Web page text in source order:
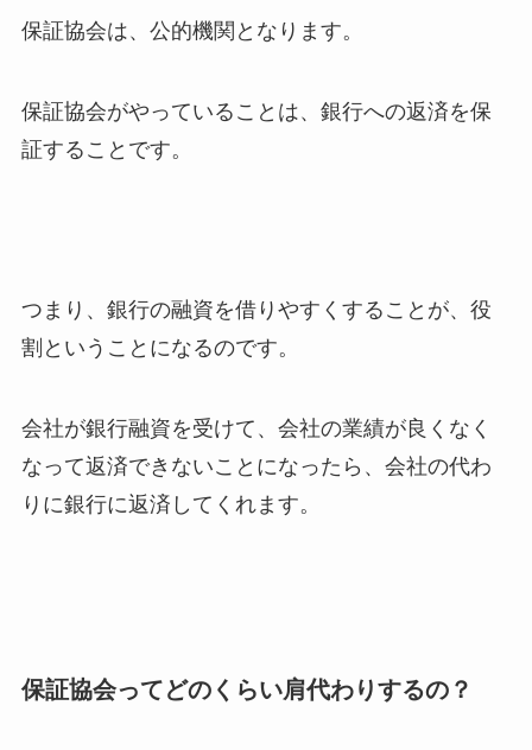
保証協会は、公的機関となります。
保証協会がやっていることは、銀行への返済を保
証することです。
つまり、銀行の融資を借りやすくすることが、役
割ということになるのです。
会社が銀行融資を受けて、会社の業績が良くなく
なって返済できないことになったら、会社の代わ
りに銀行に返済してくれます。
保証協会ってどのくらい肩代わりするの？